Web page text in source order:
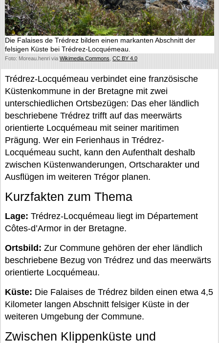
Die Falaises de Trédrez bilden einen markanten Abschnitt der
felsigen Küste bei Trédrez-Locquémeau.
Foto: Moreau.henri via Wikimedia Commons CC BY 4.0
Trédrez-Locquémeau verbindet eine französische
Küstenkommune in der Bretagne mit zwei
unterschiedlichen Ortsbezügen: Das eher ländlich
beschriebene Trédrez trifft auf das meerwärts
orientierte Locquémeau mit seiner maritimen
Prägung. Wer ein Ferienhaus in Trédrez-
Locquémeau sucht, kann den Aufenthalt deshalb
zwischen Küstenwanderungen, Ortscharakter und
Ausflügen im weiteren Trégor planen.
Kurzfakten zum Thema
Lage: Trédrez-Locquémeau liegt im Département
Côtes-d’Armor in der Bretagne.
Ortsbild: Zur Commune gehören der eher ländlich
beschriebene Bezug von Trédrez und das meerwärts
orientierte Locquémeau.
Küste: Die Falaises de Trédrez bilden einen etwa 4,5
Kilometer langen Abschnitt felsiger Küste in der
weiteren Umgebung der Commune.
Zwischen Klippenküste und